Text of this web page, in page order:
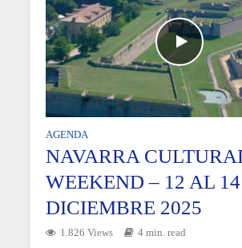
AGENDA
NAVARRA
WEEKEND – 12 AL
DICIEMBRE 2025
1.826 Views 4 min. read